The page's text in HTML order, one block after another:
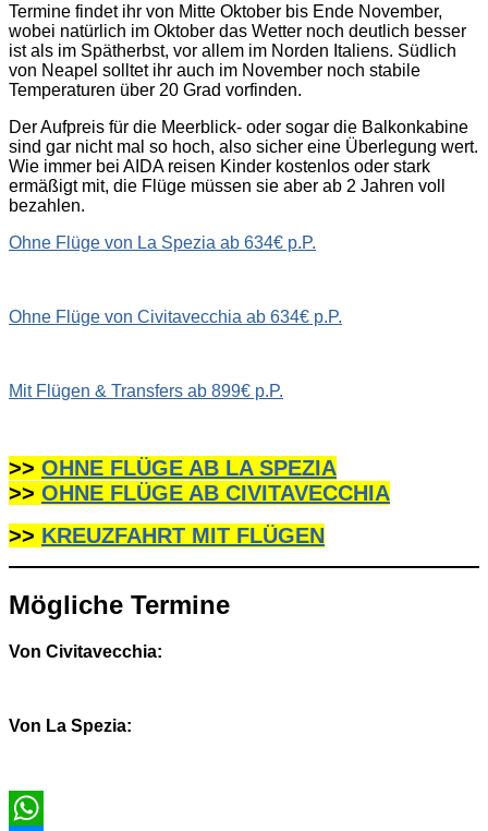
Termine findet ihr von Mitte Oktober bis Ende November,
wobei natürlich im Oktober das Wetter noch deutlich besser
ist als im Spätherbst, vor allem im Norden Italiens. Südlich
von Neapel solltet ihr auch im November noch stabile
Temperaturen über 20 Grad vorfinden.
Der Aufpreis für die Meerblick- oder sogar die Balkonkabine
sind gar nicht mal so hoch, also sicher eine Überlegung wert.
Wie immer bei AIDA reisen Kinder kostenlos oder stark
ermäßigt mit, die Flüge müssen sie aber ab 2 Jahren voll
bezahlen.
Ohne Flüge von La Spezia ab 634€ p.P.
Ohne Flüge von Civitavecchia ab 634€ p.P.
Mit Flügen & Transfers ab 899€ p.P.
>> OHNE FLÜGE AB LA SPEZIA
>> OHNE FLÜGE AB CIVITAVECCHIA
>> KREUZFAHRT MIT FLÜGEN
Mögliche Termine
Von Civitavecchia:
Von La Spezia: